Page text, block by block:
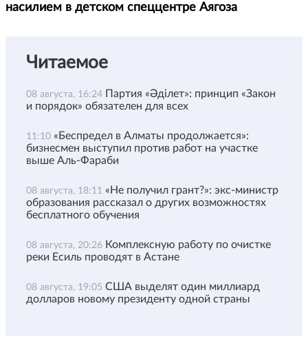
насилием в детском спеццентре Аягоза
Читаемое
08 августа, 16:24 Партия «Әділет»: принцип «Закон
и порядок» обязателен для всех
11:10 «Беспредел в Алматы продолжается»:
бизнесмен выступил против работ на участке
выше Аль-Фараби
08 августа, 18:11 «Не получил грант?»: экс-министр
образования рассказал о других возможностях
бесплатного обучения
08 августа, 20:26 Комплексную работу по очистке
реки Есиль проводят в Астане
08 августа, 19:05 США выделят один миллиард
долларов новому президенту одной страны